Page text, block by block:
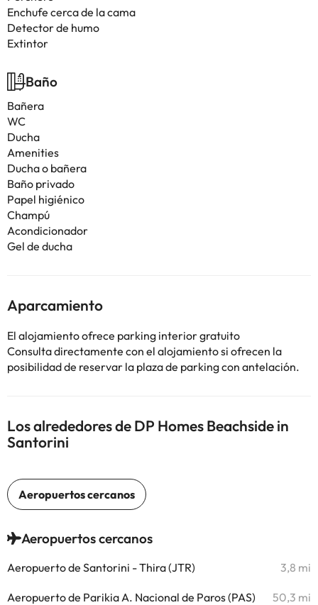
Enchufe cerca de la cama
Detector de humo
Extintor
Baño
Bañera
WC
Ducha
Amenities
Ducha o bañera
Baño privado
Papel higiénico
Champú
Acondicionador
Gel de ducha
Aparcamiento
El alojamiento ofrece parking interior gratuito
Consulta directamente con el alojamiento si ofrecen la
posibilidad de reservar la plaza de parking con antelación.
Los alrededores de DP Homes Beachside in
Santorini
Aeropuertos cercanos
Aeropuerto de Santorini - Thira (JTR) 3,8 mi
Aeropuerto de Parikia A. Nacional de Paros (PAS) 50,3 mi